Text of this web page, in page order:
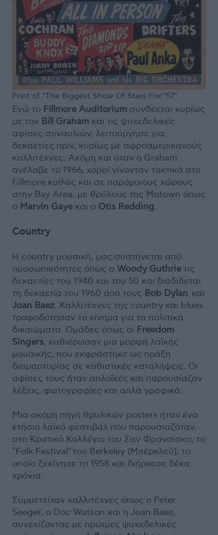
Print of "The Biggest Show Of Stars For ’57"
Ενώ το Fillmore Auditorium συνδέεται κυρίως
με τον Bill Graham και τις ψυχεδελικές
αφίσες συναυλιών, λειτούργησε για
δεκαετίες πριν, κυρίως με αφροαμερικανούς
καλλιτέχνες. Ακόμη και όταν ο Graham
ανέλαβε το 1966, χοροί γίνονταν τακτικά στο
Fillmore καθώς και σε παρόμοιους χώρους
στην Bay Area, με θρύλους της Motown όπως
ο Marvin Gaye και ο Otis Redding.
Country
Η country μουσική, μας συστήνεται από
προσωπικότητες όπως ο Woody Guthrie τις
δεκαετίες του 1940 και του 50 και διαδίδεται
τη δεκαετία του 1960 από τους Bob Dylan και
Joan Baez. Καλλιτέχνες της country και blues
τροφοδότησαν το κίνημα για τα πολιτικά
δικαιώματα. Ομάδες όπως οι Freedom
Singers, καθιέρωσαν μια μορφή λαϊκής
μουσικής, που εκφράστηκε ως πράξη
διαμαρτυρίας σε καθιστικές καταλήψεις. Οι
αφίσες τους ήταν απλοϊκές και παρουσίαζαν
λέξεις, φωτογραφίες και απλά γραφικά.
Μια ακόμη πηγή θρυλικών posters ήταν ένα
ετήσιο λαϊκό φεστιβάλ που παρουσιαζόταν,
στο Κρατικό Κολλέγιο του Σαν Φρανσίσκο, το
"Folk Festival" του Berkeley (Μπέρκλεϋ), το
οποίο ξεκίνησε το 1958 και διήρκεσε δέκα
χρόνια.
Συμμετείχαν καλλιτέχνες όπως ο Peter
Seeger, ο Doc Watson και η Joan Baez,
συνεχίζοντας με πρώιμες ψυχεδελικές